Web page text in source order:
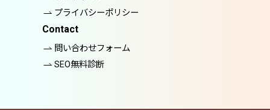
プライバシーポリシー
Contact
問い合わせフォーム
SEO無料診断